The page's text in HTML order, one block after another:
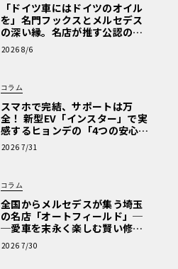
「ドイツ車にはドイツのオイル
を」名門フックスとメルセデス
の深い縁。名店が推す公認の安
心と、Cクラスで味わうシルキー
な走り〈PR〉
2026 8/6
コラム
スマホで完結、サポートは万
全！ 新型EV「インスター」で実
感するヒョンデの「4つの安心」
【第1回・ヒョンデ6つの疑問：
Why? Hyundai?】〈PR〉
2026 7/31
コラム
全国からメルセデスが集う埼玉
の名店「オートフィールド」─
─愛車を末永く楽しむ賢い修理
術と、プロがフックス製オイル
を選ぶ理由〈PR〉
2026 7/30